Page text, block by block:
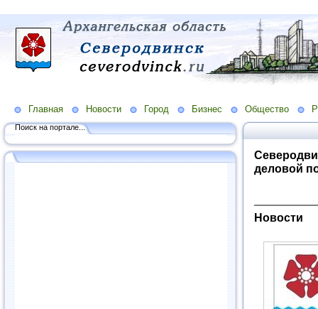
Главная Новости Город Бизнес Общество
Поиск на портале...
деловой
Новости